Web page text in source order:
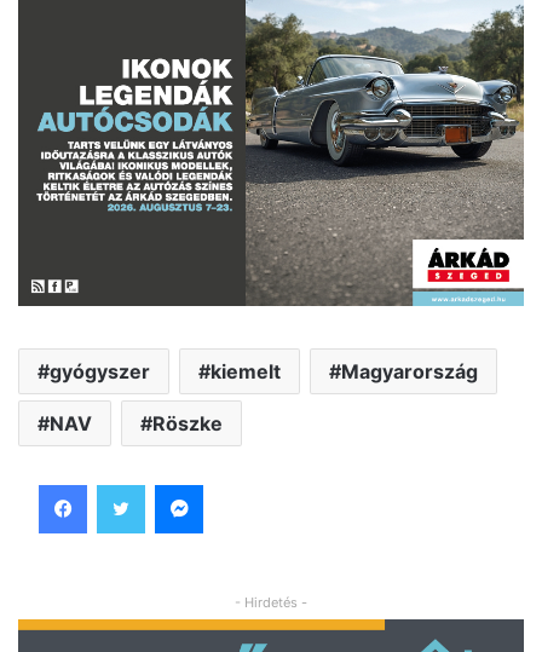
gyógyszer kiemelt Magyarország
NAV Röszke
- Hirdetés -